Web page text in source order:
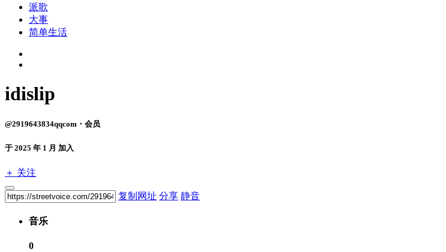
派歌
大事
简单生活
idislip
@2919643834qqcom・会员
于 2025 年 1 月 加入
＋ 关注
复制网址 分享 静音
音乐
0